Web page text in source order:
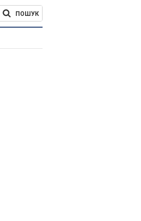
ПОШУК